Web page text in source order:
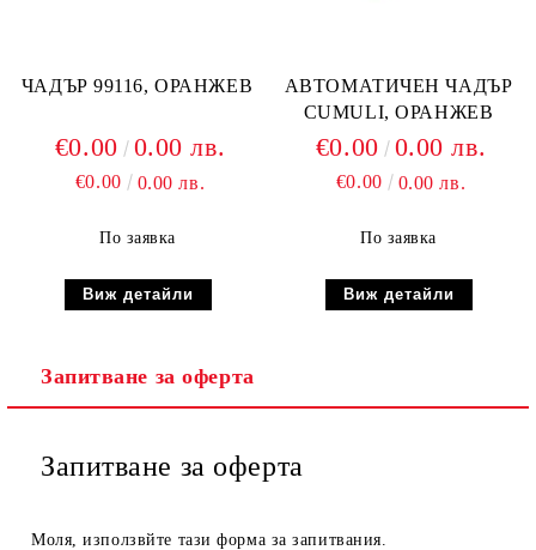
ЧАДЪР 99116, ОРАНЖЕВ
€0.00 0.00 лв.
€0.00 0.00 лв.
По заявка
Виж детайли
АВТОМАТИЧЕН ЧАДЪР
CUMULI, ОРАНЖЕВ
€0.00 0.00 лв.
€0.00 0.00 лв.
По заявка
Виж детайли
Запитване за оферта
Запитване за оферта
Моля, използвйте тази форма за запитвания.